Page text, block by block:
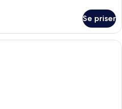
Se priser
Ett hotellrum med två sängar, ett